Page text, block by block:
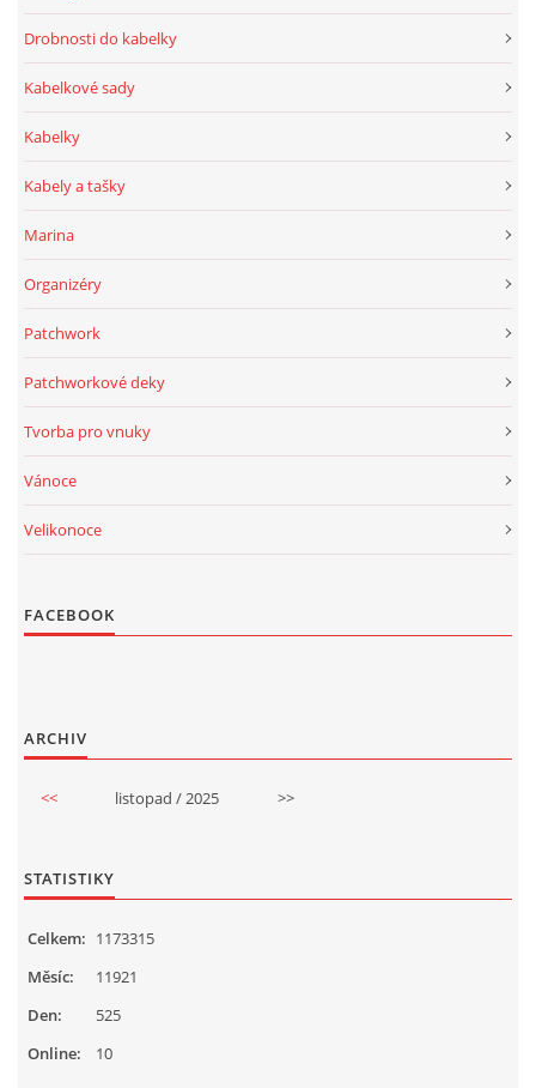
Drobnosti do kabelky
Kabelkové sady
Kabelky
Kabely a tašky
Marina
Organizéry
Patchwork
Patchworkové deky
Tvorba pro vnuky
Vánoce
Velikonoce
FACEBOOK
ARCHIV
<< listopad / 2025 >>
STATISTIKY
Online: 10
Celkem: 1173315
Měsíc:
11921
Den:
525